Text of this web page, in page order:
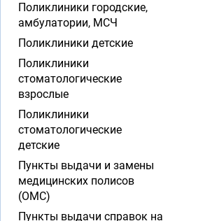
Поликлиники городские,
амбулатории, МСЧ
Поликлиники детские
Поликлиники
стоматологические
взрослые
Поликлиники
стоматологические
детские
Пункты выдачи и замены
медицинских полисов
(ОМС)
Пункты выдачи справок на